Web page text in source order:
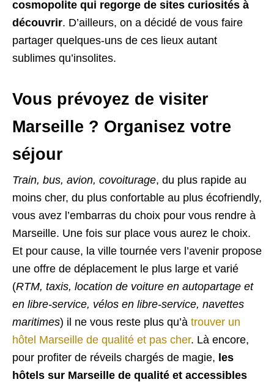
cosmopolite qui regorge de sites curiosités à
découvrir. D’ailleurs, on a décidé de vous faire
partager quelques-uns de ces lieux autant
sublimes qu’insolites.
Vous prévoyez de visiter
Marseille ? Organisez votre
séjour
Train, bus, avion, covoiturage, du plus rapide au
moins cher, du plus confortable au plus écofriendly,
vous avez l’embarras du choix pour vous rendre à
Marseille. Une fois sur place vous aurez le choix.
Et pour cause, la ville tournée vers l’avenir propose
une offre de déplacement le plus large et varié
(RTM, taxis, location de voiture en autopartage et
en libre-service, vélos en libre-service, navettes
maritimes) il ne vous reste plus qu’à trouver un
hôtel Marseille de qualité et pas cher. Là encore,
pour profiter de réveils chargés de magie, les
hôtels sur Marseille de qualité et accessibles